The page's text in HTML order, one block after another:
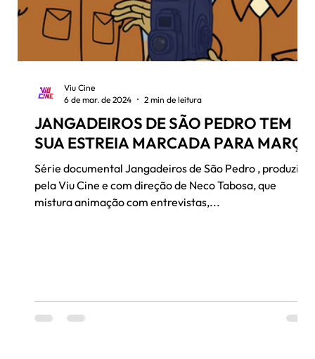
JANGADEIROS DE SÃO PEDRO TEM
SUA ESTREIA MARCADA PARA MARÇO
Série documental Jangadeiros de São Pedro , produzida
pela Viu Cine e com direção de Neco Tabosa, que
mistura animação com entrevistas,...
Viu Cine
6 de mar. de 2024
2 min de leitura